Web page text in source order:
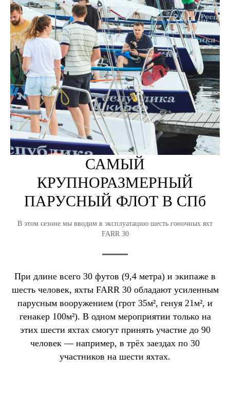
САМЫЙ
КРУПНОРАЗМЕРНЫЙ
ПАРУСНЫЙ ФЛОТ В СПб
В этом сезоне мы вводим в эксплуатацию шесть гоночных яхт
FARR 30
При длине всего 30 футов (9,4 метра) и экипаже в
шесть человек, яхты FARR 30 обладают усиленным
парусным вооружением (грот 35м², генуя 21м², и
генакер 100м²). В одном мероприятии только на
этих шести яхтах смогут принять участие до 90
человек — например, в трёх заездах по 30
участников на шести яхтах.